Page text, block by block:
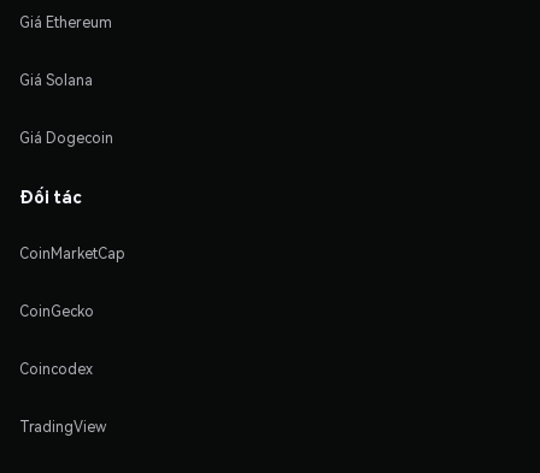
Giá Ethereum
Giá Solana
Giá Dogecoin
Đối tác
CoinMarketCap
CoinGecko
Coincodex
TradingView